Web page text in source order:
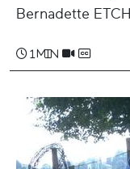
Bernadette
1 min